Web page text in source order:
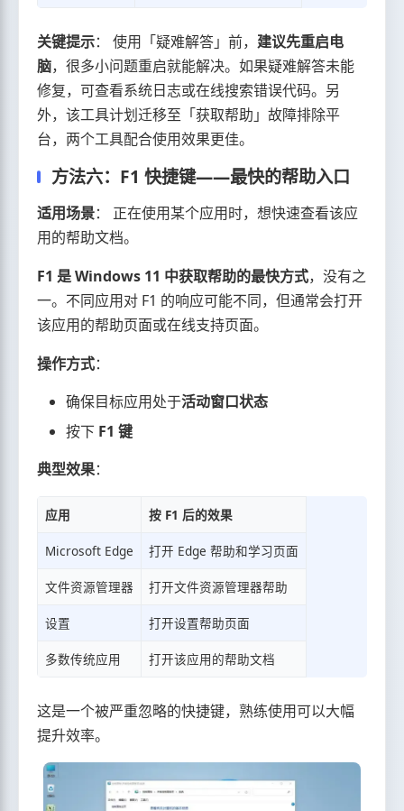
关键提示： 使用「疑难解答」前， 建议先重启电
脑，很多小问题重启就能解决。如果疑难解答未能
修复，可查看系统日志或在线搜索错误代码。另
外，该工具计划迁移至「获取帮助」故障排除平
台，两个工具配合使用效果更佳。
方法六：F1 快捷键——最快的帮助入口
适用场景： 正在使用某个应用时，想快速查看该应
用的帮助文档。
F1 是 Windows 11 中获取帮助的最快方式，没有之
一。不同应用对 F1 的响应可能不同，但通常会打开
该应用的帮助页面或在线支持页面。
操作方式：
确保目标应用处于活动窗口状态
按下 F1 键
典型效果：
应用 按 F1 后的效果
Microsoft Edge 打开 Edge 帮助和学习页面
文件资源管理器 打开文件资源管理器帮助
设置 打开设置帮助页面
多数传统应用 打开该应用的帮助文档
这是一个被严重忽略的快捷键，熟练使用可以大幅
提升效率。